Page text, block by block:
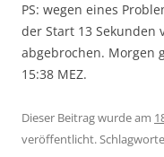
PS: wegen eines
der Start 13 Sekunden
abgebrochen. Morgen
15:38 MEZ.
Dieser Beitrag wurde am
veröffentlicht.